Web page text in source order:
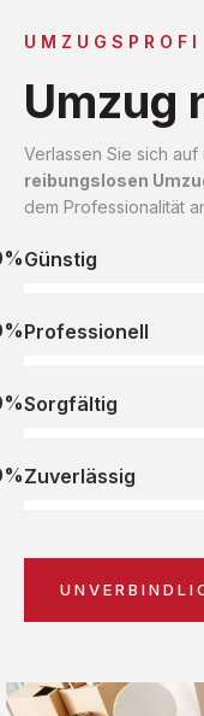
Umzug
Verlassen Sie sich
reibungslosen
dem Professionalität
Günstig
Professionell
Sorgfältig
Zuverlässig